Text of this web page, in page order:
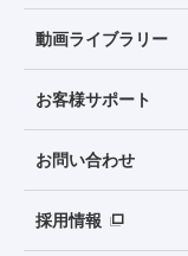
動画ライブラリー
お客様サポート
お問い合わせ
採用情報